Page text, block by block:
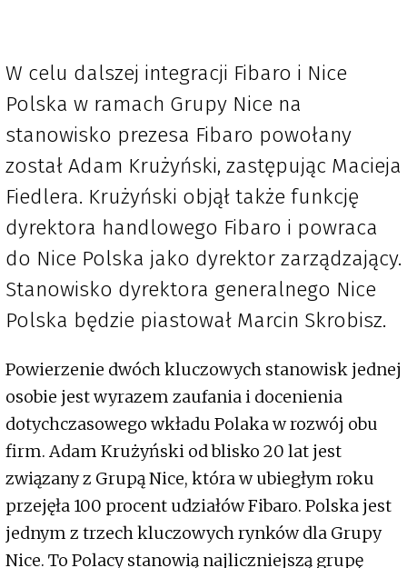
W celu dalszej integracji Fibaro i Nice
Polska w ramach Grupy Nice na
stanowisko prezesa Fibaro powołany
został Adam Krużyński, zastępując Macieja
Fiedlera. Krużyński objął także funkcję
dyrektora handlowego Fibaro i powraca
do Nice Polska jako dyrektor zarządzający.
Stanowisko dyrektora generalnego Nice
Polska będzie piastował Marcin Skrobisz.
Powierzenie dwóch kluczowych stanowisk jednej
osobie jest wyrazem zaufania i docenienia
dotychczasowego wkładu Polaka w rozwój obu
firm. Adam Krużyński od blisko 20 lat jest
związany z Grupą Nice, która w ubiegłym roku
przejęła 100 procent udziałów Fibaro. Polska jest
jednym z trzech kluczowych rynków dla Grupy
Nice. To Polacy stanowią najliczniejszą grupę